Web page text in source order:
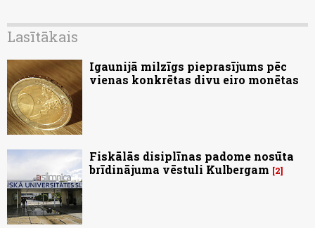
Lasītākais
Igaunijā milzīgs pieprasījums pēc
vienas konkrētas divu eiro monētas
Fiskālās disiplīnas padome nosūta
brīdinājuma vēstuli Kulbergam
2